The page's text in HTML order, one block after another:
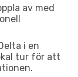
av med
i en
tur för att